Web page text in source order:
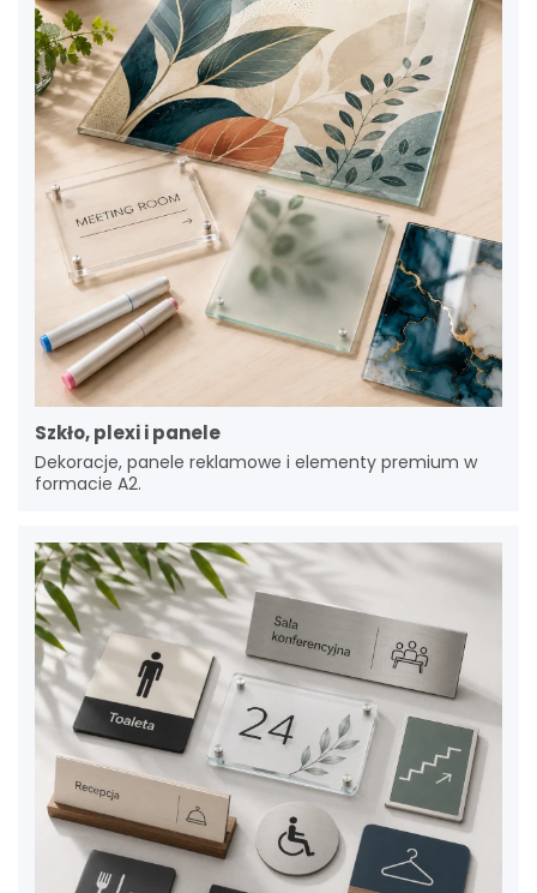
Szkło, plexi i panele
Dekoracje, panele reklamowe i elementy premium w
formacie A2.